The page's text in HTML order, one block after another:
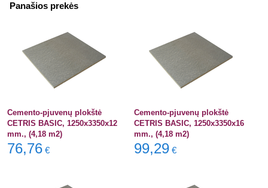
Panašios prekės
Cemento-pjuvenų plokštė
CETRIS BASIC, 1250x3350x12
mm., (4,18 m2)
76,76 €
Cemento-pjuvenų plokštė
CETRIS BASIC, 1250x3350x16
mm., (4,18 m2)
99,29 €